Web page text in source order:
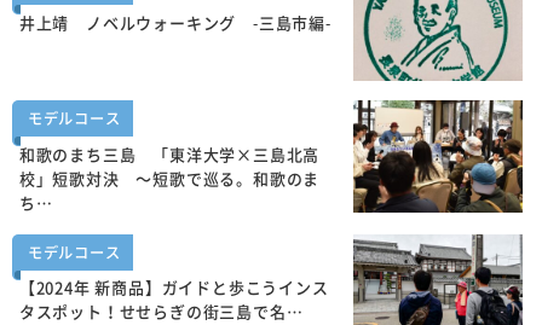
井上靖 ノベルウォーキング -三島市編-
モデルコース
和歌のまち三島 「東洋大学×三島北高
校」短歌対決 ～短歌で巡る。和歌のま
ち…
モデルコース
【2024年 新商品】ガイドと歩こうインス
タスポット！せせらぎの街三島で名…